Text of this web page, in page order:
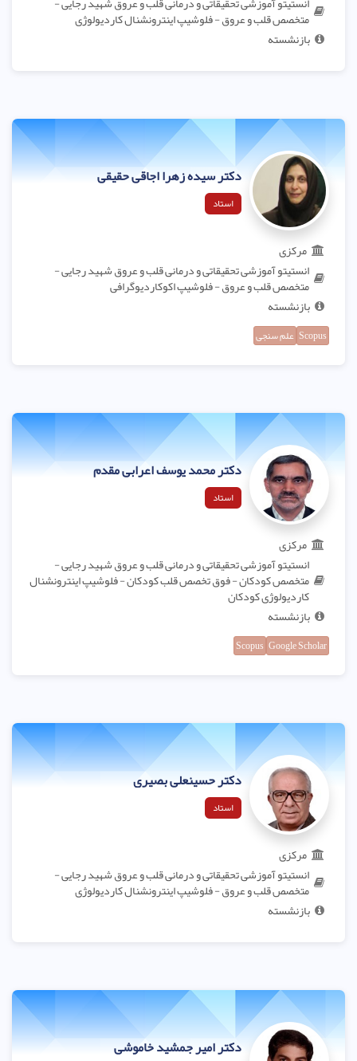
متخصص قلب و عروق - فلوشیپ اینترونشنال کاردیولوژی
بازنشسته
دکتر سیده زهرا اجاقی حقیقی
استاد
مرکزی
انستیتو آموزشی تحقیقاتی و درمانی قلب و عروق شهید رجایی -
متخصص قلب و عروق - فلوشیپ اکوکاردیوگرافی
بازنشسته
Scopus علم سنجی
دکتر محمد یوسف اعرابی مقدم
استاد
مرکزی
انستیتو آموزشی تحقیقاتی و درمانی قلب و عروق شهید رجایی -
متخصص کودکان - فوق تخصص قلب کودکان - فلوشیپ اینترونشنال
کاردیولوژی کودکان
بازنشسته
Google Scholar
Scopus
دکتر حسینعلی بصیری
استاد
مرکزی
انستیتو آموزشی تحقیقاتی و درمانی قلب و عروق شهید رجایی -
متخصص قلب و عروق - فلوشیپ اینترونشنال کاردیولوژی
بازنشسته
دکتر امیر جمشید خاموشی